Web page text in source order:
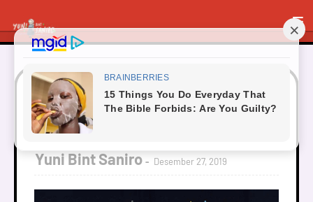
Beranda Fiksi Anak Sang Penari
Anak Sang Penari
Yuni Bint Saniro Desember 27, 2019